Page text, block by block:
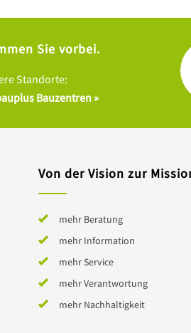
Sie vorbei.
Standorte:
Bauzentren »
Von der Vision zur
mehr Beratung
mehr Information
mehr Service
mehr Verantwortung
mehr Nachhaltigkeit